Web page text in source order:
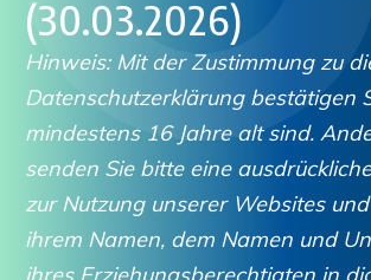
(30.03.2026)
Hinweis: Mit der Zustimmung zu
Datenschutzerklärung bestätigen
mindestens 16 Jahre alt sind.
senden Sie bitte eine
zur Nutzung unserer Websites
ihrem Namen, dem Namen und